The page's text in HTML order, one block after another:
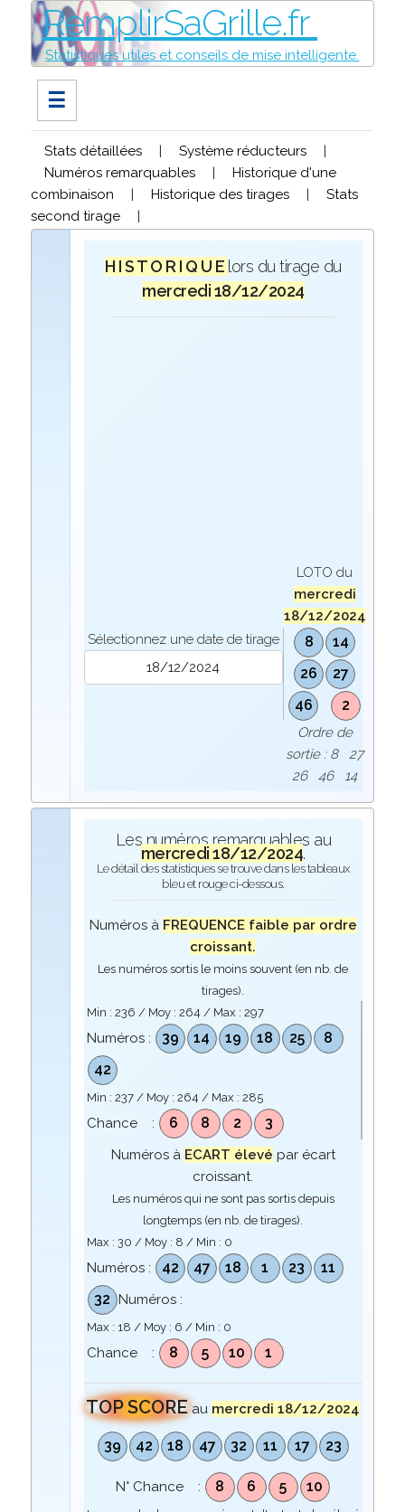
RemplirSaGrille.fr
Statistiques utiles et conseils de mise intelligente.
☰
Stats détaillées | Système réducteurs
|
Numéros remarquables
|
Historique d'une
combinaison
| Historique des tirages |
Stats
second tirage
|
H I S T O R I Q U E lors du tirage du
mercredi 18/12/2024
Sélectionnez une date de tirage
LOTO du
mercredi
18/12/2024
8
14
26
27
46
2
Ordre de
sortie : 8 27
26 46 14
Les numéros remarquables au
mercredi 18/12/2024.
Le détail des statistiques se trouve dans les tableaux
bleu et rouge ci-dessous.
Numéros à FREQUENCE faible par ordre
croissant.
Les numéros sortis le moins souvent (en nb. de
tirages).
Min : 236 / Moy : 264 / Max : 297
Numéros : 39 14 19 18 25
8
42
Min : 237/ Moy : 264 / Max : 285
Chance : 6 8 2 3
Numéros à ECART élevé par écart
croissant.
Les numéros qui ne sont pas sortis depuis
longtemps (en nb. de tirages).
Max : 30 / Moy : 8 / Min : 0
Numéros : 42 47 18 1 23
11
32 Numéros :
Max : 18 / Moy : 6 / Min : 0
Chance : 8 5 10 1
TOP SCOREau mercredi 18/12/2024
39 42 18 47 32 11 17 23
N° Chance : 8 6 5 10